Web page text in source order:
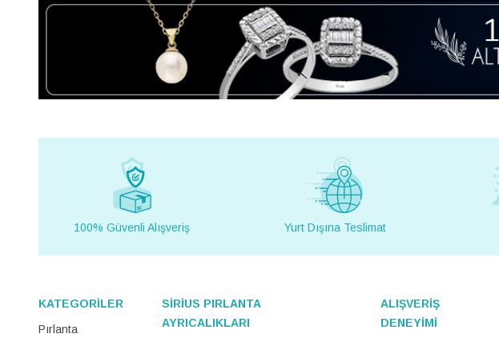
100% Güvenli Alışveriş Yurt Dışına Teslimat
KATEGORİLER
Pırlanta
SİRİUS PIRLANTA
AYRICALIKLARI
ALIŞVERİŞ
DENEYİMİ